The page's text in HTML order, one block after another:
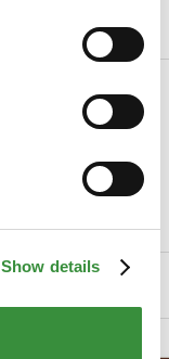
Show details